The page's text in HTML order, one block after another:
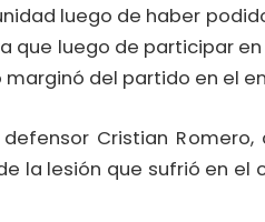
luego de haber
que luego de participar en
del partido en el
Cristian Romero,
la lesión que sufrió en el